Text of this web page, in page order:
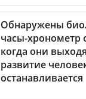
Обнаружены
часы-хронометр
когда они
развитие
останавливается